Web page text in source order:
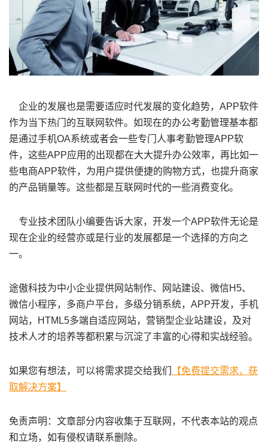
企业的发展也是需要适应时代发展的变化趋势，APP软件
作为当下热门的互联网软件。如现在的办公考勤管理基本都
是通过手机OA系统或者会一些专门人事考勤管理APP软
件，这些APP应用的出现都在大大提升办公效率，再比如一
些电商APP软件，为用户提供便捷的购物方式，也提升商家
的产品销量等。这些都是互联网时代的一些消费变化。
专业技术团队小编要告诉大家，开发一个APP软件无论是
现在企业的经营亦或是行业的发展都是一个选择的方向之
一。
途傲科技为中小企业提供网站制作、网站建设、微信H5、
微信小程序，多商户平台，多级分销系统，APP开发，手机
网站，HTML5多端自适应网站，营销型企业站建设，及对
技术人才的培养等都积累与沉淀了丰富的心得和实战经验。
如果您有想法，可以将需求提交给我们
【免费提交需求，获
取解决方案】
免责声明：文章部分内容收集于互联网，不代表本站的观点
和立场，如有侵权请联系删除。